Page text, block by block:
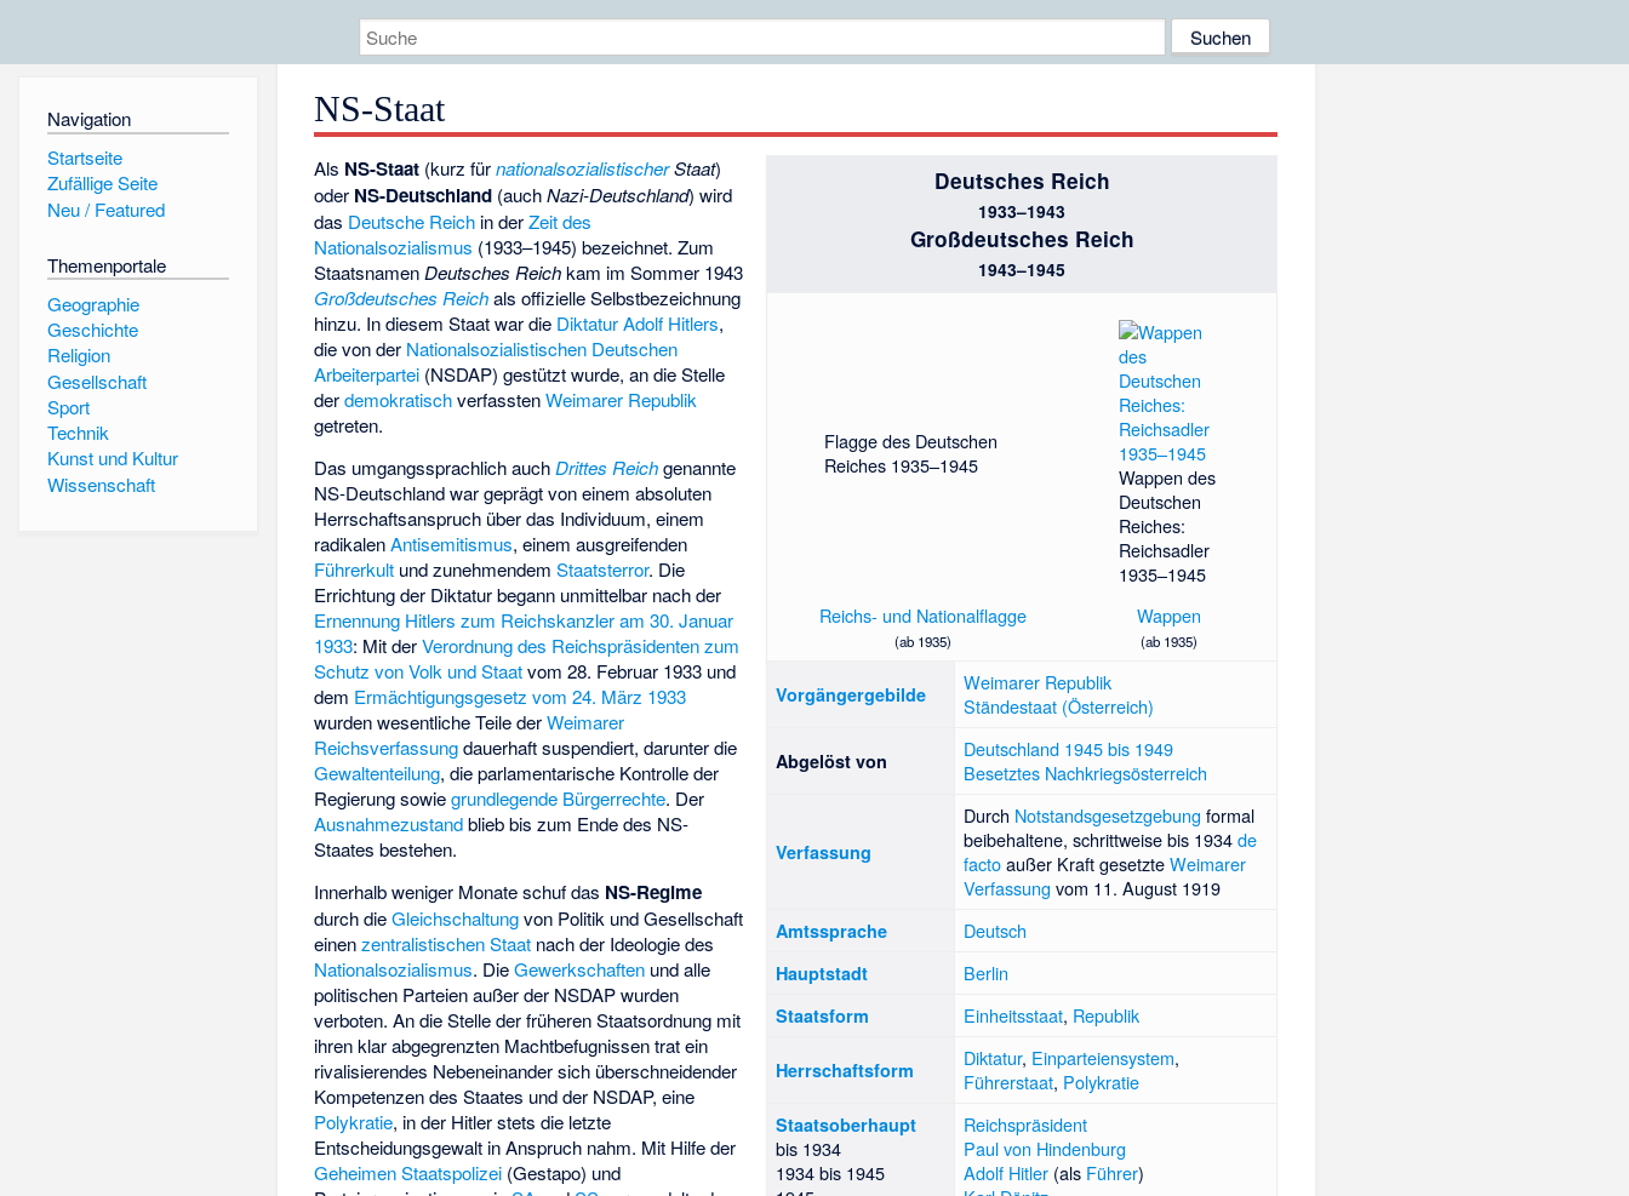
Navigation
Startseite
Zufällige Seite
Neu / Featured
Themenportale
Geographie
Geschichte
Religion
Gesellschaft
Sport
Technik
Kunst und Kultur
Wissenschaft
NS-Staat
Deutsches Reich
1933–1943
Großdeutsches Reich
1943–1945
Flagge des Deutschen
Reiches 1935–1945
Wappen des
Deutschen
Reiches:
Reichsadler
1935–1945
Reichs- und Nationalflagge
(ab 1935)
Wappen
(ab 1935)
Vorgängergebilde
Weimarer Republik
Ständestaat (Österreich)
Abgelöst von
Deutschland 1945 bis 1949
Besetztes Nachkriegsösterreich
Verfassung
Durch Notstandsgesetzgebung formal
beibehaltene, schrittweise bis 1934de
factoaußer Kraft gesetzteWeimarer
Verfassung vom 11. August 1919
Amtssprache Deutsch
Hauptstadt Berlin
Staatsform Einheitsstaat, Republik
Herrschaftsform Diktatur, Einparteiensystem,
Führerstaat, Polykratie
Staatsoberhaupt
bis 1934
1934 bis 1945
Reichspräsident
Paul von Hindenburg
Adolf Hitler (als Führer)
Als NS-Staat (kurz fürnationalsozialistischerStaat)
oder NS-Deutschland (auchNazi-Deutschland) wird
das Deutsche Reich in derZeit des
Nationalsozialismus (1933–1945) bezeichnet. Zum
StaatsnamenDeutsches Reichkam im Sommer 1943
Großdeutsches Reichals offizielle Selbstbezeichnung
hinzu. In diesem Staat war die Diktatur Adolf Hitlers,
die von der Nationalsozialistischen Deutschen
Arbeiterpartei (NSDAP) gestützt wurde, an die Stelle
derdemokratischverfasstenWeimarer Republik
getreten.
Das umgangssprachlich auchDrittes Reichgenannte
NS-Deutschland war geprägt von einem absoluten
Herrschaftsanspruch über das Individuum, einem
radikalenAntisemitismus, einem ausgreifenden
Führerkult und zunehmendemStaatsterror. Die
Errichtung der Diktatur begann unmittelbar nach der
Ernennung Hitlers zum Reichskanzler am 30. Januar
1933: Mit derVerordnung des Reichspräsidenten zum
Schutz von Volk und Staatvom 28. Februar 1933 und
dem Ermächtigungsgesetz vom 24. März 1933
wurden wesentliche Teile derWeimarer
Reichsverfassungdauerhaft suspendiert, darunter die
Gewaltenteilung, die parlamentarische Kontrolle der
Regierung sowiegrundlegende Bürgerrechte. Der
Ausnahmezustandblieb bis zum Ende des NS-
Staates bestehen.
Innerhalb weniger Monate schuf das NS-Regime
durch dieGleichschaltungvon Politik und Gesellschaft
einenzentralistischen Staat nach der Ideologie des
Nationalsozialismus. DieGewerkschaften und alle
politischen Parteien außer der NSDAP wurden
verboten. An die Stelle der früheren Staatsordnung mit
ihren klar abgegrenzten Machtbefugnissen trat ein
rivalisierendes Nebeneinander sich überschneidender
Kompetenzen des Staates und der NSDAP, eine
Polykratie, in der Hitler stets die letzte
Entscheidungsgewalt in Anspruch nahm. Mit Hilfe der
Geheimen Staatspolizei (Gestapo) und